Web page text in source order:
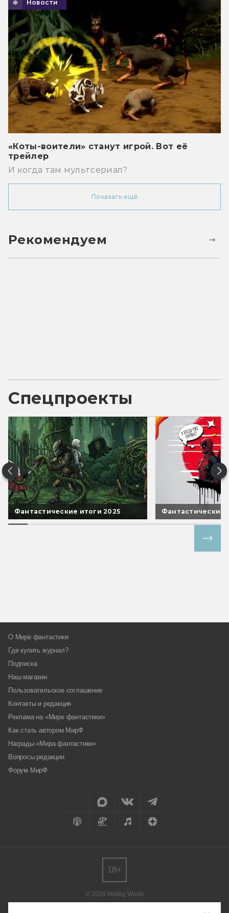
Новости
«Коты-воители» станут игрой. Вот её
трейлер
И когда там мультсериал?
Показать ещё
Рекомендуем
Спецпроекты
Фантастические итоги 2025 Фантастические
О Мире фантастики
Где купить журнал?
Подписка
Наш магазин
Пользовательское соглашение
Контакты и редакция
Реклама на «Мире фантастики»
Как стать автором МирФ
Награды «Мира фантастики»
Вопросы редакции
Форум МирФ
© 2026 Hobby World
18+